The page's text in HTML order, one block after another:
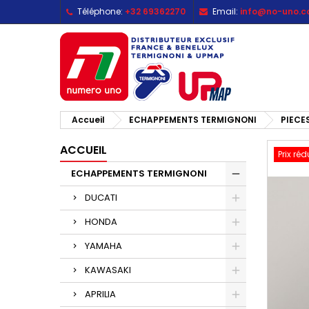
Téléphone: +32 69362270 Email: info@no-
Accueil ECHAPPEMENTS TERMIGNONI
ACCUEIL
ECHAPPEMENTS TERMIGNONI
DUCATI
HONDA
YAMAHA
KAWASAKI
APRILIA
Prix